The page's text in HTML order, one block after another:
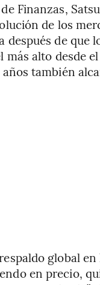
Finanzas,
de los
después de que
más alto desde
también
global
en precio,